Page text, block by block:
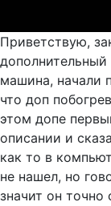
Приветствую,
дополнительный
машина, начали
что доп
этом допе
описании и
как то в
не нашел, но
значит он